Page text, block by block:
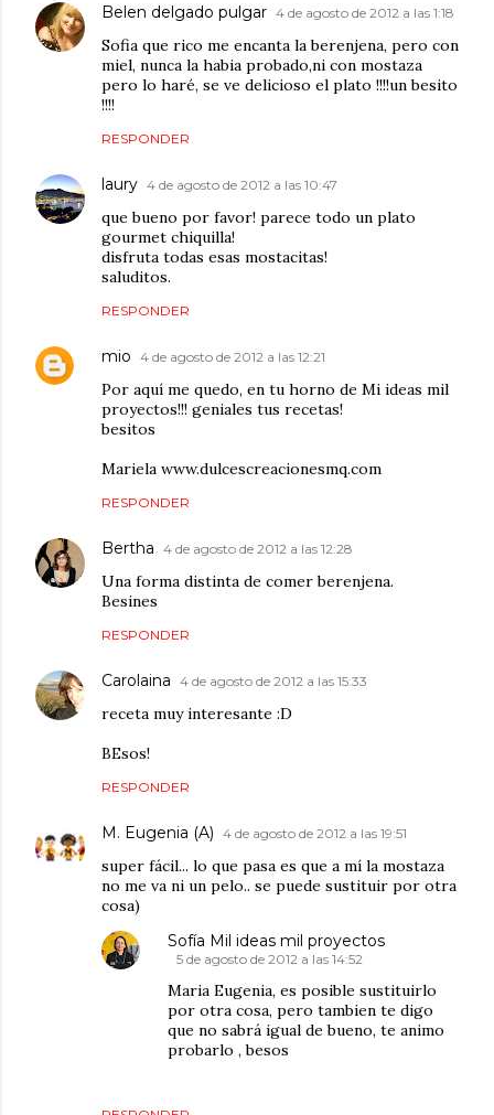
Belen delgado pulgar 4 de agosto de 2012 a las 1:18
Sofia que rico me encanta la berenjena, pero con
miel, nunca la habia probado,ni con mostaza
pero lo haré, se ve delicioso el plato !!!!un besito
!!!!
RESPONDER
laury 4 de agosto de 2012 a las 10:47
que bueno por favor! parece todo un plato
gourmet chiquilla!
disfruta todas esas mostacitas!
saluditos.
RESPONDER
mio 4 de agosto de 2012 a las 12:21
Por aquí me quedo, en tu horno de Mi ideas mil
proyectos!!! geniales tus recetas!
besitos
Mariela www.dulcescreacionesmq.com
RESPONDER
Bertha 4 de agosto de 2012 a las 12:28
Una forma distinta de comer berenjena.
Besines
RESPONDER
Carolaina 4 de agosto de 2012 a las 15:33
receta muy interesante :D
BEsos!
RESPONDER
M. Eugenia (A) 4 de agosto de 2012 a las 19:51
super fácil... lo que pasa es que a mí la mostaza
no me va ni un pelo.. se puede sustituir por otra
cosa)
Sofía Mil ideas mil proyectos
5 de agosto de 2012 a las 14:52
Maria Eugenia, es posible sustituirlo
por otra cosa, pero tambien te digo
que no sabrá igual de bueno, te animo
probarlo , besos